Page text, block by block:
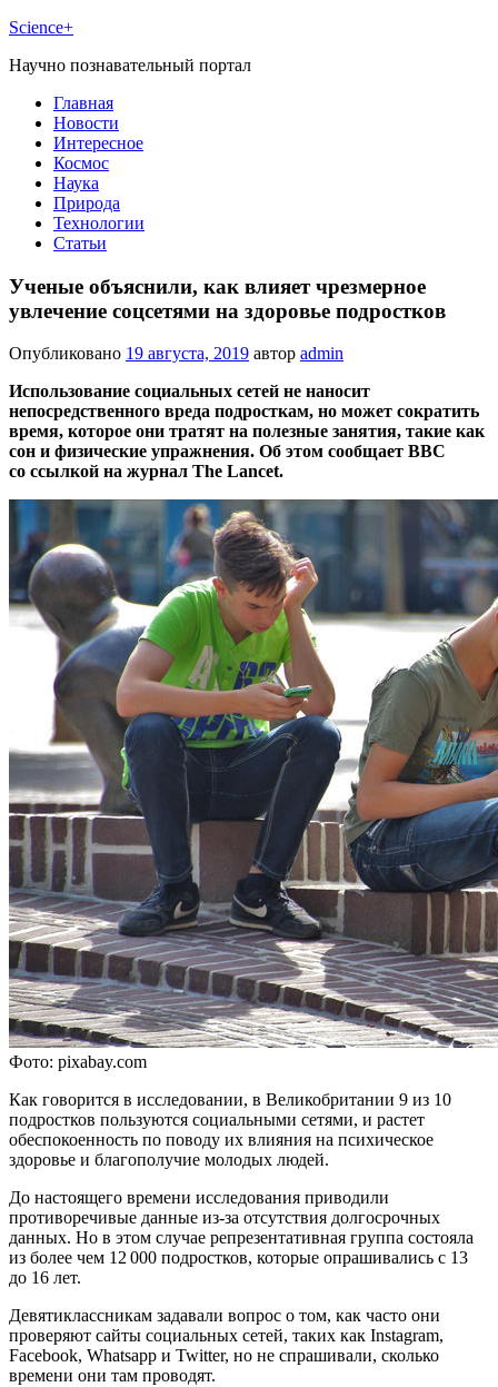
Science+
Научно познавательный портал
Главная
Новости
Интересное
Космос
Наука
Природа
Технологии
Статьи
Ученые объяснили, как влияет чрезмерное
увлечение соцсетями на здоровье подростков
Опубликовано 19 августа, 2019 автор admin
Использование социальных сетей не наносит
непосредственного вреда подросткам, но может сократить
время, которое они тратят на полезные занятия, такие как
сон и физические упражнения. Об этом сообщает BBC
со ссылкой на журнал The Lancet.
Фото: pixabаy.com
Как говорится в исследовании, в Великобритании 9 из 10
подростков пользуются социальными сетями, и растет
обеспокоенность по поводу их влияния на психическое
здоровье и благополучие молодых людей.
До настоящего времени исследования приводили
противоречивые данные из-за отсутствия долгосрочных
данных. Но в этом случае репрезентативная группа состояла
из более чем 12 000 подростков, которые опрашивались с 13
до 16 лет.
Девятиклассникам задавали вопрос о том, как часто они
проверяют сайты социальных сетей, таких как Instagram,
Facebook, Whatsapp и Twitter, но не спрашивали, сколько
времени они там проводят.